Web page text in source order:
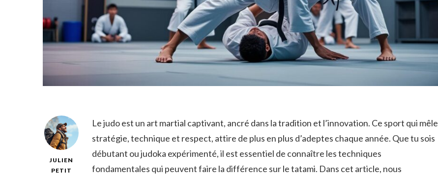
JULIEN
PETIT
Le judo est un art martial captivant, ancré dans la tradition et l’innovation. Ce sport qui mêle
stratégie, technique et respect, attire de plus en plus d’adeptes chaque année. Que tu sois
débutant ou judoka expérimenté, il est essentiel de connaître les techniques
fondamentales qui peuvent faire la différence sur le tatami. Dans cet article, nous